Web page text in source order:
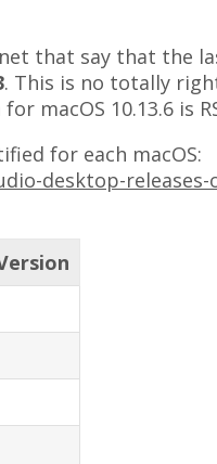
that say that the
. This is no totally
macOS 10.13.6 is
for each macOS:
desktop-releases-